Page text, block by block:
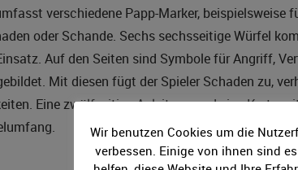
verschiedene Papp-Marker, beispielsweise
oder Schande. Sechs sechsseitige Würfel
Auf den Seiten sind Symbole für Angriff,
Mit diesen fügt der Spieler Schaden zu,
Eine zwölfseitige Anleitung und eine Karte
Wir benutzen Cookies um die
verbessen. Einige von ihnen sind